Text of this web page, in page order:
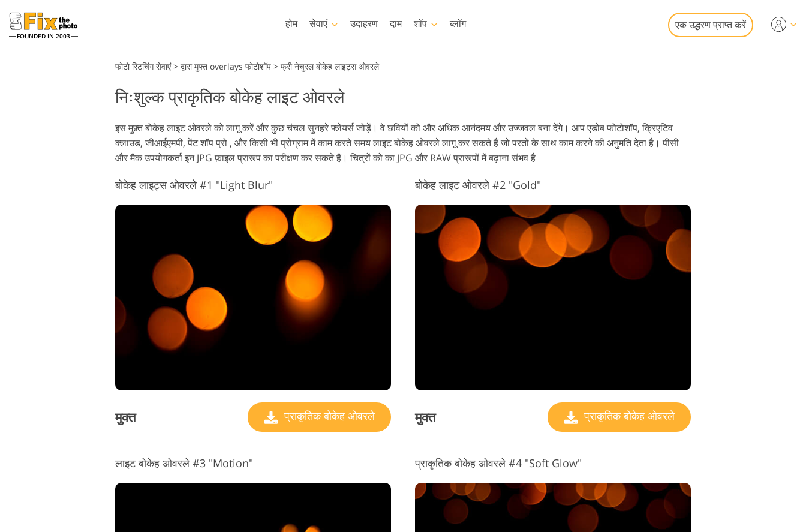
FOUNDED IN 2003
होम सेवाएं
शादी की फोटो संपादन सेवाएं कपड़ों के लिए AI जनरेटेड मॉडल इमेज मैनिपुलेशन सर्विसेज फोटो स्टोर स्टेशन सर्विसेज
उत्पाद सुधार सेवाएं ज्वैलरी रीटचिंग सर्विसेज एआई प्रशिक्षण डेटा
उदाहरण दाम शॉप
Lightroom
लाइटरूम प्रीसेट
बेस्ट डील प्रीसेट
मोबाइल संग्रह
Photoshop
फोटोशॉप क्रिया
फोटोशॉप ओवरले
फोटोशॉप बनावट
Ps क्रियाएँ संपूर्ण संग्रह
पीएस पूरे संग्रह को ओवरले करता है
वेलेंटाइन डे कार्ड
शादी के निमंत्रण
बच्चों के जन्मदिन का निमंत्रण
ब्लॉग एक उद्धरण प्राप्त करें
फोटो रिटचिंग सेवाएं> द्वारा मुफ्त overlays फोटोशॉप > फ्री नेचुरल बोकेह लाइट्स ओवरले
निःशुल्क प्राकृतिक बोकेह लाइट ओवरले
इस मुफ़्त बोकेह लाइट ओवरले को लागू करें और कुछ चंचल सुनहरे फ्लेयर्स जोड़ें। वे छवियों को और अधिक आनंदमय और उज्जवल बना देंगे। आप एडोब फोटोशॉप, क्रिएटिव
क्लाउड, जीआईएमपी, पेंट शॉप प्रो , और किसी भी प्रोग्राम में काम करते समय लाइट बोकेह ओवरले लागू कर सकते हैं जो परतों के साथ काम करने की अनुमति देता है। पीसी
और मैक उपयोगकर्ता इन JPG फ़ाइल प्रारूप का परीक्षण कर सकते हैं। चित्रों को का JPG और RAW प्रारूपों में बढ़ाना संभव है
बोकेह लाइट्स ओवरले #1 "Light Blur"
मुक्त प्राकृतिक बोकेह ओवरले
बोकेह लाइट ओवरले #2 "Gold"
मुक्त प्राकृतिक बोकेह ओवरले
लाइट बोकेह ओवरले #3 "Motion" प्राकृतिक बोकेह ओवरले #4 "Soft Glow"